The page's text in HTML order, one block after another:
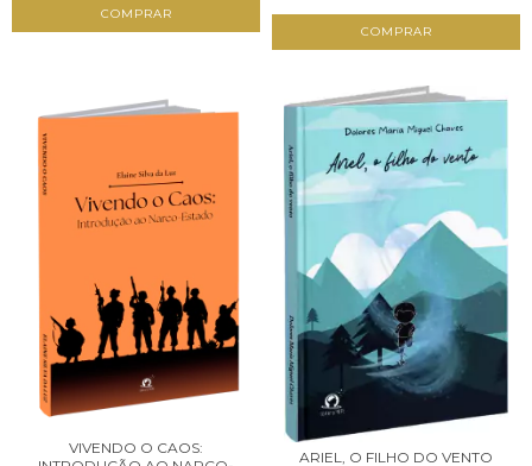
COMPRAR
COMPRAR
VIVENDO O CAOS:
ARIEL, O FILHO DO VENTO